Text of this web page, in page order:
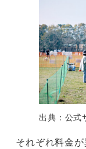
出典：公式
それぞれ料金